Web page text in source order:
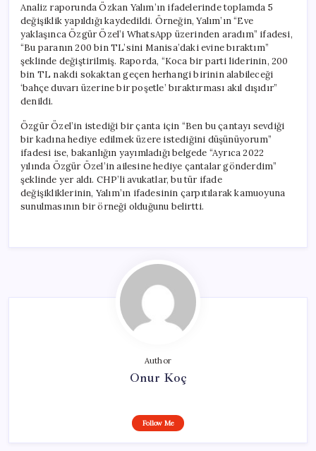
Analiz raporunda Özkan Yalım’ın ifadelerinde toplamda 5
değişiklik yapıldığı kaydedildi. Örneğin, Yalım’ın “Eve
yaklaşınca Özgür Özel’i WhatsApp üzerinden aradım” ifadesi,
“Bu paranın 200 bin TL’sini Manisa’daki evine bıraktım”
şeklinde değiştirilmiş. Raporda, “Koca bir parti liderinin, 200
bin TL nakdi sokaktan geçen herhangi birinin alabileceği
‘bahçe duvarı üzerine bir poşetle’ bıraktırması akıl dışıdır”
denildi.
Özgür Özel’in istediği bir çanta için “Ben bu çantayı sevdiği
bir kadına hediye edilmek üzere istediğini düşünüyorum”
ifadesi ise, bakanlığın yayımladığı belgede “Ayrıca 2022
yılında Özgür Özel’in ailesine hediye çantalar gönderdim”
şeklinde yer aldı. CHP’li avukatlar, bu tür ifade
değişikliklerinin, Yalım’ın ifadesinin çarpıtılarak kamuoyuna
sunulmasının bir örneği olduğunu belirtti.
Author
Onur Koç
Follow Me